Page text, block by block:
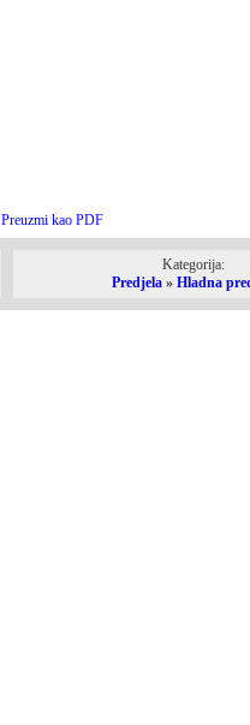
Preuzmi kao PDF
Kategorija:
Predjela» Hladna